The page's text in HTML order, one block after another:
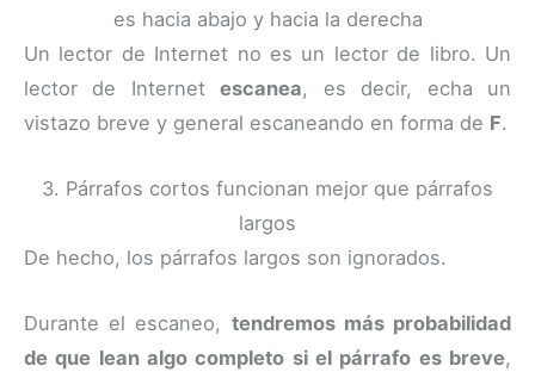
es hacia abajo y hacia la derecha
Un lector de Internet no es un lector de libro. Un
lector de Internetescanea, es decir, echa un
vistazo breve y general escaneando en forma de F.
3. Párrafos cortos funcionan mejor que párrafos
largos
De hecho, los párrafos largos son ignorados.
Durante el escaneo, tendremos más probabilidad
de que lean algo completo si el párrafo es breve,